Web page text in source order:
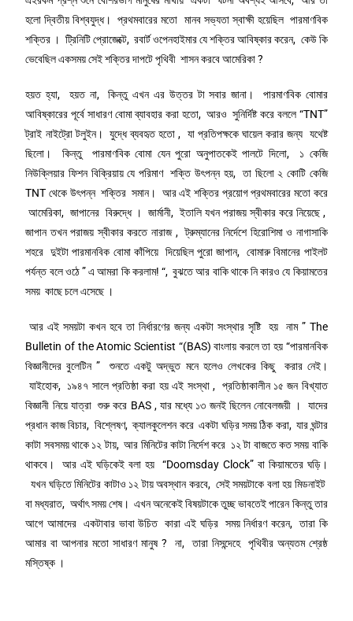
হলো দ্বিতীয় বিশ্বযুদ্ধ। প্রথমবারের মতো মানব সভ্যতা স্বাক্ষী হয়েছিল পারমাণবিক
শক্তির । ট্রিনিটি প্রোজেক্টে, রবার্ট ওপেনহাইমার যে শক্তির আবিষ্কার করেন, কেউ কি
ভেবেছিল একসময় সেই শক্তির দাপটে পৃথিবী শাসন করবে আমেরিকা ?
হয়ত হ্যা, হয়ত না, কিন্তু এখন এর উত্তর টা সবার জানা। পারমাণবিক বোমার
আবিষ্কারের পূর্বে সাধারণ বোমা ব্যাবহার করা হতো, আরও সুনির্দিষ্ট করে বললে “TNT”
ট্রাই নাইট্রো টলুইন। যুদ্ধে ব্যবহৃত হতো , যা প্রতিপক্ষকে ঘায়েল করার জন্য যথেষ্ট
ছিলো। কিন্তু পারমাণবিক বোমা যেন পুরো অনুপাতকেই পালটে দিলো, ১ কেজি
নিউক্লিয়ার ফিশন বিক্রিয়ায় যে পরিমাণ শক্তি উৎপন্ন হয়, তা ছিলো ২ কোটি কেজি
TNT থেকে উৎপন্ন শক্তির সমান। আর এই শক্তির প্রয়োগ প্রথমবারের মতো করে
আমেরিকা, জাপানের বিরুদ্ধে । জার্মানী, ইতালি যখন পরাজয় স্বীকার করে নিয়েছে ,
জাপান তখন পরাজয় স্বীকার করতে নারাজ , ট্রুম্যানের নির্দেশে হিরোশিমা ও নাগাসাকি
শহরে দুইটা পারমানবিক বোমা কাঁপিয়ে দিয়েছিল পুরো জাপান, বোমারু বিমানের পাইলট
পর্যন্ত বলে ওঠে ” এ আমরা কি করলাম! “, বুঝতে আর বাকি থাকে নি কারও যে কিয়ামতের
সময় কাছে চলে এসেছে ।
আর এই সময়টা কখন হবে তা নির্ধারণের জন্য একটা সংস্থার সৃষ্টি হয় নাম ” The
Bulletin of the Atomic Scientist “(BAS) বাংলায় করলে তা হয় “পারমানবিক
বিজ্ঞানীদের বুলেটিন ” শুনতে একটু অদ্ভুত মনে হলেও লেখকের কিছু করার নেই।
যাইহোক, ১৯৪৭ সালে প্রতিষ্ঠা করা হয় এই সংস্থা , প্রতিষ্ঠাকালীন ১৫ জন বিখ্যাত
বিজ্ঞানী নিয়ে যাত্রা শুরু করে BAS , যার মধ্যে ১৩ জনই ছিলেন নোবেলজয়ী । যাদের
প্রধান কাজ বিচার, বিশ্লেষণ, ক্যালকুলেশন করে একটা ঘড়ির সময় ঠিক করা, যার ঘন্টার
কাটা সবসময় থাকে ১২ টায়, আর মিনিটের কাটা নির্দেশ করে ১২ টা বাজতে কত সময় বাকি
থাকবে। আর এই ঘড়িকেই বলা হয় “Doomsday Clock” বা কিয়ামতের ঘড়ি।
যখন ঘড়িতে মিনিটের কাটাও ১২ টায় অবস্থান করবে, সেই সময়টাকে বলা হয় মিডনাইট
বা মধ্যরাত, অর্থাৎ সময় শেষ। এখন অনেকেই বিষয়টাকে তুচ্ছ ভাবতেই পারেন কিন্তু তার
আগে আমাদের একটাবার ভাবা উচিত কারা এই ঘড়ির সময় নির্ধারণ করেন, তারা কি
আমার বা আপনার মতো সাধারণ মানুষ ? না, তারা নিসন্দেহে পৃথিবীর অন্যতম শ্রেষ্ঠ
মস্তিষ্ক ।